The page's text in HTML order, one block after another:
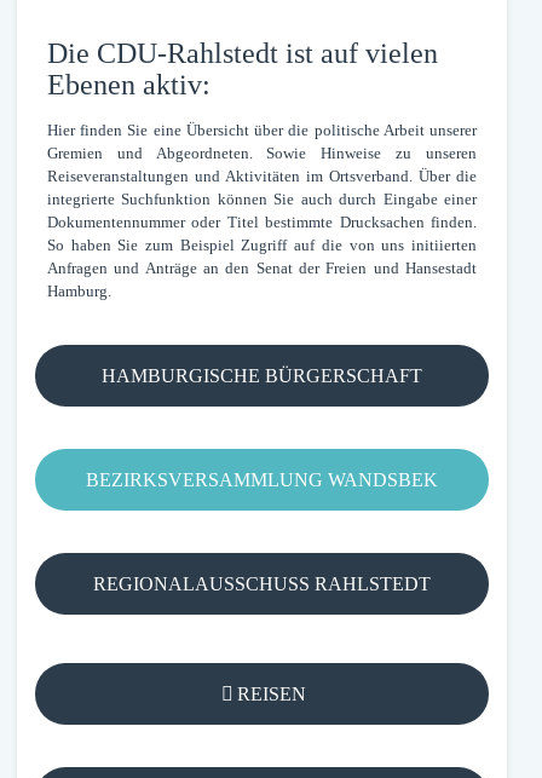
Die CDU-Rahlstedt ist auf vielen
Ebenen aktiv:
Hier finden Sie eine Übersicht über die politische Arbeit unserer
Gremien und Abgeordneten. Sowie Hinweise zu unseren
Reiseveranstaltungen und Aktivitäten im Ortsverband. Über die
integrierte Suchfunktion können Sie auch durch Eingabe einer
Dokumentennummer oder Titel bestimmte Drucksachen finden.
So haben Sie zum Beispiel Zugriff auf die von uns initiierten
Anfragen und Anträge an den Senat der Freien und Hansestadt
Hamburg.
HAMBURGISCHE BÜRGERSCHAFT
BEZIRKSVERSAMMLUNG WANDSBEK
REGIONALAUSSCHUSS RAHLSTEDT
REISEN